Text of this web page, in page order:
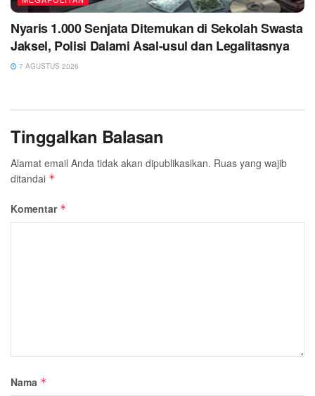
Nyaris 1.000 Senjata Ditemukan di Sekolah Swasta
Jaksel, Polisi Dalami Asal-usul dan Legalitasnya
7 AGUSTUS 2026
Tinggalkan Balasan
Alamat email Anda tidak akan dipublikasikan. Ruas yang wajib
ditandai *
Komentar *
Nama *